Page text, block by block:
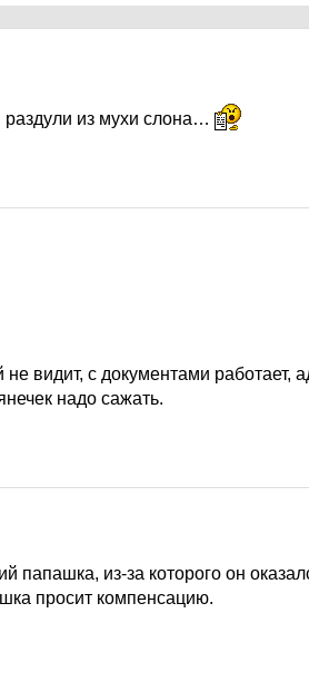
раздули из мухи слона…
видит, с документами работает,
надо сажать.
папашка, из-за которого он
просит компенсацию.